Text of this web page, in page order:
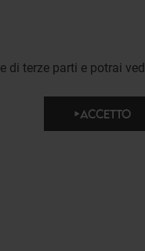
terze parti e potrai
ACCETTO